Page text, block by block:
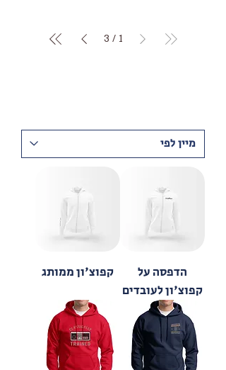
1
/
3
הדפסה על
קפוצ'ון לעובדים
קפוצ'ון ממותג